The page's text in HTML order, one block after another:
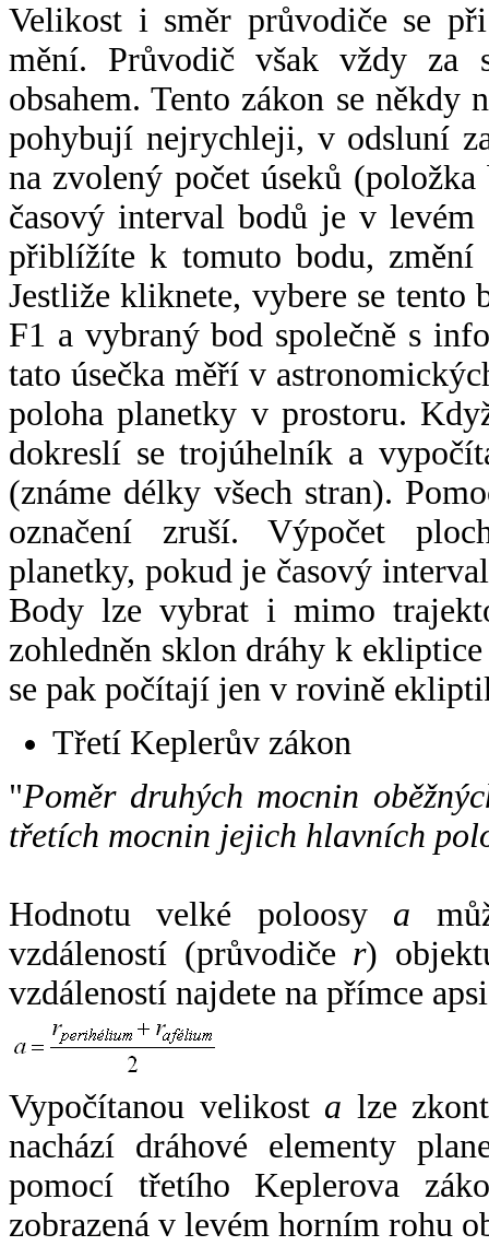
Velikost i směr průvodiče se
mění. Průvodič však vždy za
obsahem. Tento zákon se někdy
pohybují nejrychleji, v odsluní
na zvolený počet úseků
časový interval bodů je v
přiblížíte k tomuto bodu,
Jestliže kliknete, vybere se tento
F1 a vybraný bod společně s
tato úsečka měří v
poloha planetky v prostoru.
dokreslí se trojúhelník a
(známe délky všech stran).
označení zruší. Výpočet
planetky, pokud je časový
Body lze vybrat i mimo
zohledněn sklon dráhy k
se pak počítají jen v rovině
Třetí Keplerův zákon
"Poměr druhých mocnin
třetích mocnin jejich hlavních
Hodnotu velké poloosy a
vzdáleností (průvodiče r)
vzdáleností najdete na přímce
Vypočítanou velikost a lze
nachází dráhové elementy
pomocí třetího Keplerova
zobrazená v levém horním rohu